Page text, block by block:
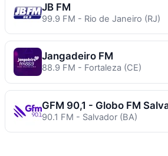
JB FM
99.9 FM - Rio de Janeiro (RJ)
Jangadeiro FM
88.9 FM - Fortaleza (CE)
GFM 90,1 - Globo FM
90.1 FM - Salvador (BA)